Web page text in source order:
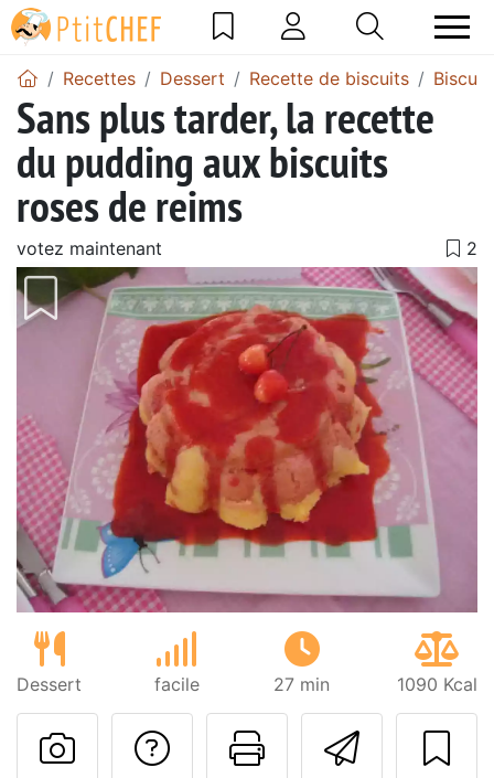
Recettes Dessert Recette de biscuits
Sans plus tarder, la recette
du pudding aux biscuits
roses de reims
votez maintenant
Dessert facile 27 min 1090 Kcal
Imprimer
Poser une